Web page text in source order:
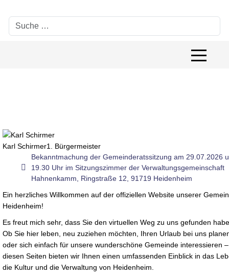
Suchen
Off-
Karl Schirmer1. Bürgermeister
pdf
Bekanntmachung der Gemeinderatssitzung am 29.07.2026
19.30 Uhr im Sitzungszimmer der Verwaltungsgemeinschaft
Hahnenkamm, Ringstraße 12, 91719 Heidenheim
Ein herzliches Willkommen auf der offiziellen Website unserer
Heidenheim!
Es freut mich sehr, dass Sie den virtuellen Weg zu uns gefunden
Ob Sie hier leben, neu zuziehen möchten, Ihren Urlaub bei uns
oder sich einfach für unsere wunderschöne Gemeinde interessieren
diesen Seiten bieten wir Ihnen einen umfassenden Einblick in das
die Kultur und die Verwaltung von Heidenheim.